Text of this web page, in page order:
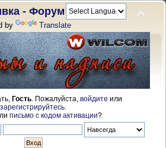
- Форум
by Translate
Гость. Пожалуйста, войдите или
зарегистрируйтесь
письмо с кодом активации?